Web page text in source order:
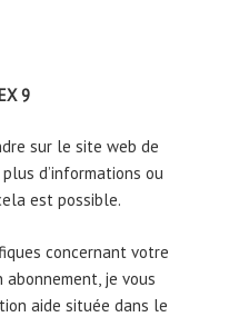
9
sur le site web de
d’informations ou
est possible.
concernant votre
abonnement, je vous
aide située dans le